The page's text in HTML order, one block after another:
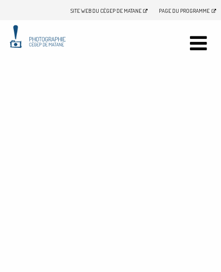
SITE WEB DU CÉGEP DE MATANE PAGE DU PROGRAMME